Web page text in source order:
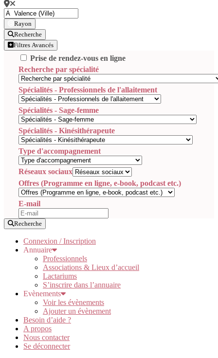
Rayon
Recherche
Filtres Avancés
Prise de rendez-vous en ligne
Recherche par spécialité
Spécialités - Professionnels de l'allaitement
Spécialités - Sage-femme
Spécialités - Kinésithérapeute
Type d'accompagnement
Réseaux sociaux
Offres (Programme en ligne, e-book, podcast etc.)
E-mail
Recherche
Connexion / Inscription
Annuaire
Professionnels
Associations & Lieux d’accueil
Lactariums
S’inscrire dans l’annuaire
Evènements
Voir les évènements
Ajouter un évènement
Besoin d’aide ?
A propos
Nous contacter
Se déconnecter